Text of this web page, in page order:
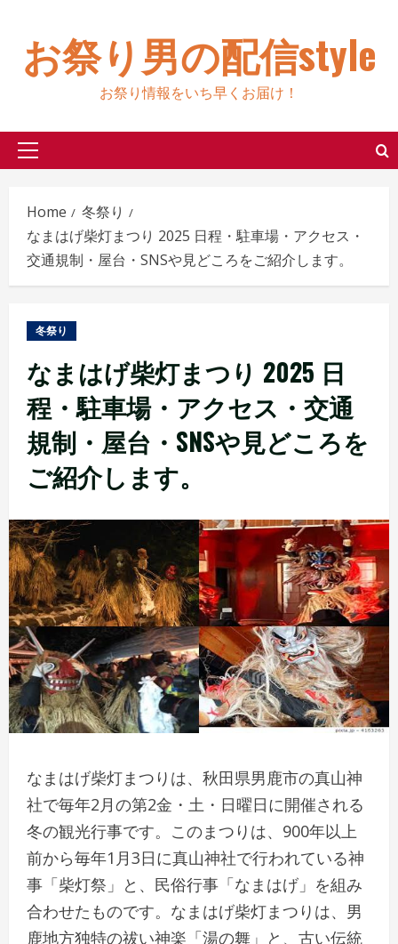
contentお祭り男の配信style
お祭り情報をいち早くお届け！
Primary
Home
冬祭り
なまはげ柴灯まつり 2025 日程・駐車場・アクセス・
交通規制・屋台・SNSや見どころをご紹介します。
冬祭り
なまはげ柴灯まつり 2025 日
程・駐車場・アクセス・交通
規制・屋台・SNSや見どころを
ご紹介します。
なまはげ柴灯まつりは、秋田県男鹿市の真山神
社で毎年2月の第2金・土・日曜日に開催される
冬の観光行事です。このまつりは、900年以上
前から毎年1月3日に真山神社で行われている神
事「柴灯祭」と、民俗行事「なまはげ」を組み
合わせたものです。なまはげ柴灯まつりは、男
鹿地方独特の祓い神楽「湯の舞」と、古い伝統